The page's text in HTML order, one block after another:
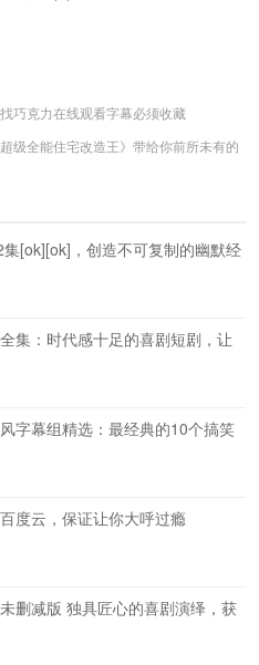
巧克力在线观看字幕必须收藏
级全能住宅改造王》带给你前所未有的
[ok][ok]，创造不可复制的幽默经
集：时代感十足的喜剧短剧，让
字幕组精选：最经典的10个搞笑
度云，保证让你大呼过瘾
删减版 独具匠心的喜剧演绎，获